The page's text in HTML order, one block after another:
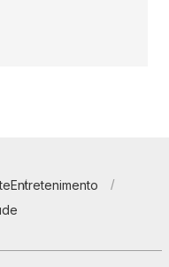
Entretenimento